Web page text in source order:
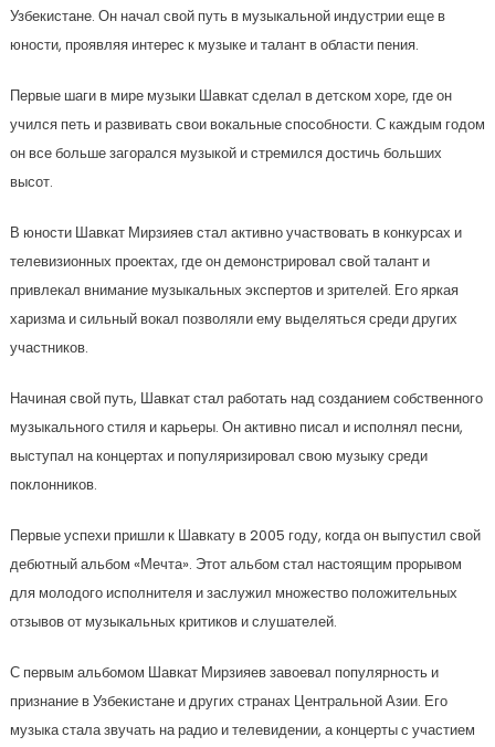
Узбекистане. Он начал свой путь в музыкальной индустрии еще в
юности, проявляя интерес к музыке и талант в области пения.
Первые шаги в мире музыки Шавкат сделал в детском хоре, где он
учился петь и развивать свои вокальные способности. С каждым годом
он все больше загорался музыкой и стремился достичь больших
высот.
В юности Шавкат Мирзияев стал активно участвовать в конкурсах и
телевизионных проектах, где он демонстрировал свой талант и
привлекал внимание музыкальных экспертов и зрителей. Его яркая
харизма и сильный вокал позволяли ему выделяться среди других
участников.
Начиная свой путь, Шавкат стал работать над созданием собственного
музыкального стиля и карьеры. Он активно писал и исполнял песни,
выступал на концертах и популяризировал свою музыку среди
поклонников.
Первые успехи пришли к Шавкату в 2005 году, когда он выпустил свой
дебютный альбом «Мечта». Этот альбом стал настоящим прорывом
для молодого исполнителя и заслужил множество положительных
отзывов от музыкальных критиков и слушателей.
С первым альбомом Шавкат Мирзияев завоевал популярность и
признание в Узбекистане и других странах Центральной Азии. Его
музыка стала звучать на радио и телевидении, а концерты с участием